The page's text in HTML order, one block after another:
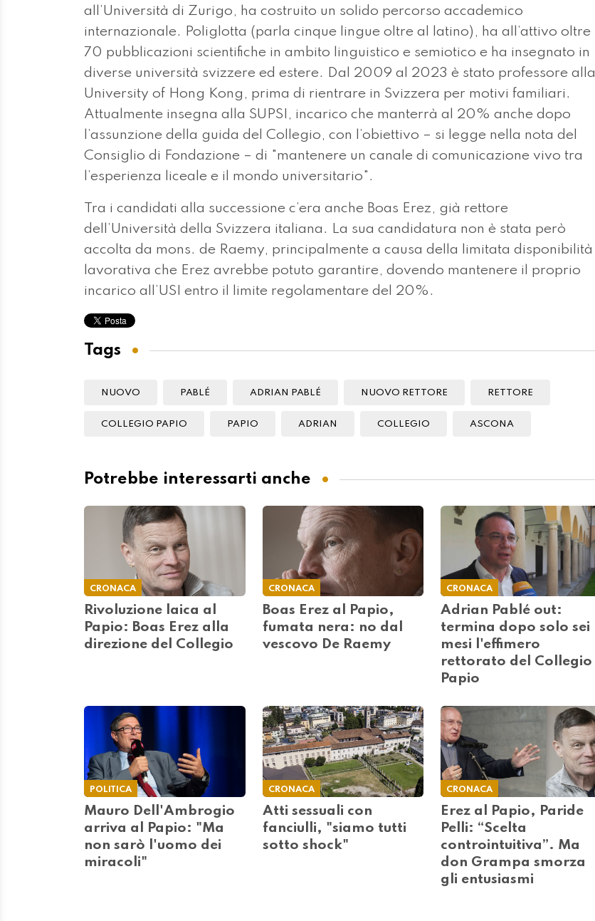
all’Università di Zurigo, ha costruito un solido percorso accademico
internazionale. Poliglotta (parla cinque lingue oltre al latino), ha all’attivo oltre
70 pubblicazioni scientifiche in ambito linguistico e semiotico e ha insegnato in
diverse università svizzere ed estere. Dal 2009 al 2023 è stato professore alla
University of Hong Kong, prima di rientrare in Svizzera per motivi familiari.
Attualmente insegna alla SUPSI, incarico che manterrà al 20% anche dopo
l’assunzione della guida del Collegio, con l’obiettivo – si legge nella nota del
Consiglio di Fondazione – di "mantenere un canale di comunicazione vivo tra
l’esperienza liceale e il mondo universitario".
Tra i candidati alla successione c’era anche Boas Erez, già rettore
dell’Università della Svizzera italiana. La sua candidatura non è stata però
accolta da mons. de Raemy, principalmente a causa della limitata disponibilità
lavorativa che Erez avrebbe potuto garantire, dovendo mantenere il proprio
incarico all’USI entro il limite regolamentare del 20%.
Tags
NUOVO PABLÉ ADRIAN PABLÉ NUOVO RETTORE RETTORE
COLLEGIO PAPIO PAPIO ADRIAN COLLEGIO ASCONA
Potrebbe interessarti anche
CRONACA
Rivoluzione laica al
Papio: Boas Erez alla
direzione del Collegio
CRONACA
Boas Erez al Papio,
fumata nera: no dal
vescovo De Raemy
CRONACA
Adrian Pablé out:
termina dopo solo sei
mesi l'effimero
rettorato del Collegio
Papio
POLITICA
Mauro Dell'Ambrogio
arriva al Papio: "Ma
non sarò l'uomo dei
miracoli"
CRONACA
Atti sessuali con
fanciulli, "siamo tutti
sotto shock"
CRONACA
Erez al Papio, Paride
Pelli: “Scelta
controintuitiva”. Ma
don Grampa smorza
gli entusiasmi